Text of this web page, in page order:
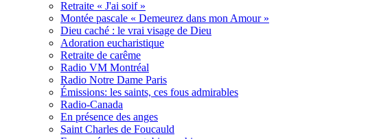
Retraite « J'ai soif »
Montée pascale « Demeurez dans mon Amour »
Dieu caché : le vrai visage de Dieu
Adoration eucharistique
Retraite de carême
Radio VM Montréal
Radio Notre Dame Paris
Émissions: les saints, ces fous admirables
Radio-Canada
En présence des anges
Saint Charles de Foucauld